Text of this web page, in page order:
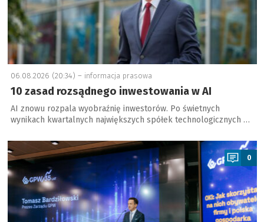
06.08.2026 (20:34) – informacja prasowa
10 zasad rozsądnego inwestowania w AI
AI znowu rozpala wyobraźnię inwestorów. Po świetnych
wynikach kwartalnych największych spółek technologicznych …
a
0